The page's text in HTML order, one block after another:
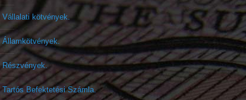
Vállalati kötvények.
Államkötvények.
Részvények.
Tartós Befektetési Számla.